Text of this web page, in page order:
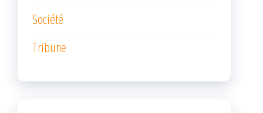
Société
Tribune